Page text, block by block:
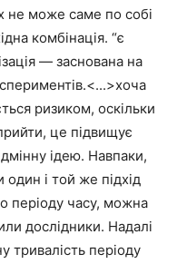
не може саме по собі
комбінація. “є
— заснована на
ризиком, оскільки
це підвищує
ідею. Навпаки,
і той же підхід
періоду часу, можна
дослідники. Надалі
тривалість періоду